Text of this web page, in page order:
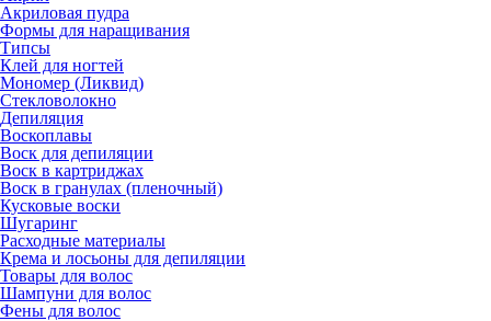
Акриловая пудра
Формы для наращивания
Типсы
Клей для ногтей
Мономер (Ликвид)
Стекловолокно
Депиляция
Воскоплавы
Воск для депиляции
Воск в картриджах
Воск в гранулах (пленочный)
Кусковые воски
Шугаринг
Расходные материалы
Крема и лосьоны для депиляции
Товары для волос
Шампуни для волос
Фены для волос